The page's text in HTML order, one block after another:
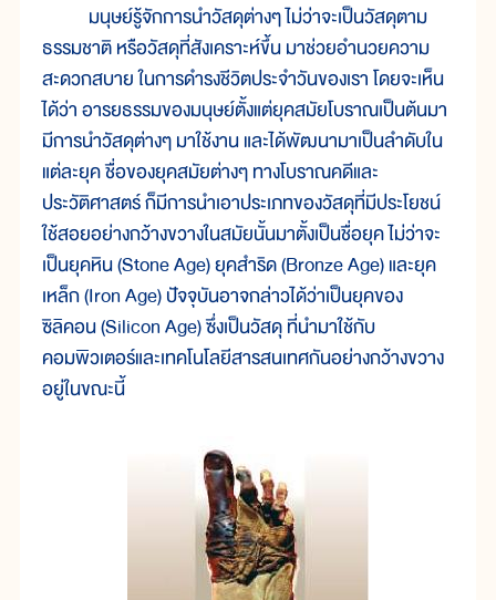
มนุษย์รู้จักการนำวัสดุต่างๆ ไม่ว่าจะเป็นวัสดุตาม
ธรรมชาติ หรือวัสดุที่สังเคราะห์ขึ้น มาช่วยอำนวยความ
สะดวกสบาย ในการดำรงชีวิตประจำวันของเรา โดยจะเห็น
ได้ว่า อารยธรรมของมนุษย์ตั้งแต่ยุคสมัยโบราณเป็นต้นมา
มีการนำวัสดุต่างๆ มาใช้งาน และได้พัฒนามาเป็นลำดับใน
แต่ละยุค ชื่อของยุคสมัยต่างๆ ทางโบราณคดีและ
ประวัติศาสตร์ ก็มีการนำเอาประเภทของวัสดุที่มีประโยชน์
ใช้สอยอย่างกว้างขวางในสมัยนั้นมาตั้งเป็นชื่อยุค ไม่ว่าจะ
เป็นยุคหิน (Stone Age) ยุคสำริด (Bronze Age) และยุค
เหล็ก (Iron Age) ปัจจุบันอาจกล่าวได้ว่าเป็นยุคของ
ซิลิคอน (Silicon Age) ซึ่งเป็นวัสดุ ที่นำมาใช้กับ
คอมพิวเตอร์และเทคโนโลยีสารสนเทศกันอย่างกว้างขวาง
อยู่ในขณะนี้